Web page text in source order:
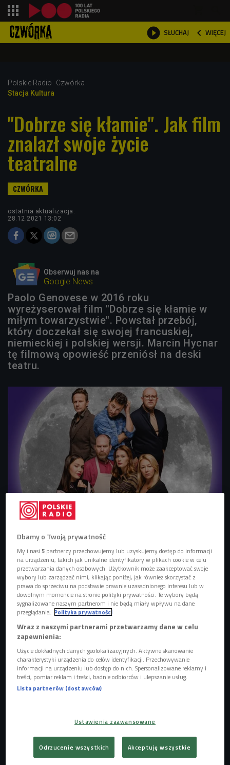
 SŁUCHAJ  WIĘCEJ

Polskie Radio
Czwórka
Stacja Kultura
"Dobrze się kłamie". Jak film
znalazł swoje życie
teatralne
ostatnia aktualizacja:
28.12.2021 13:02
Obserwuj nas na
Google News
Paolo Genovese w 2016 roku
wyreżyserował film "Dobrze się kłamie w
miłym towarzystwie". Powstał przebój,
który doczekał się swojej francuskiej,
niemieckiej i polskiej wersji. Marcin Hycnar
tę filmową opowieść przeniósł na deski
teatru.
Z obsadą "Dobrze się kłamie" możemy spędzić sylwestrowy wieczór
mat.pras.
Zdaniem Kasi Dydo warto od czasu do czasu przypomnieć
powiedzenie "kłamstwo ma krótkie nogi". Tu świetnie
sprawdzi się spektakl"Dobrze się kłamie" - to teatralna
adaptacja filmowego scenariusza.
- Myślę, że w dzisiejszych czasach każdy z nas trochę
prowadzi podwójne życie. Czasem jest to związane z
niecnymi zamiarami i ukrywaniem przed najbliższymi czy
społeczeństwem swojej prawdziwej natury. Czasem to po
prostu wynika z tego, że pełnimy jakieś role społeczne,
zawodowo sprawujemy jakieś funkcje - mówi Marcin
Hycnar, reżyser i aktor. - Nasz telefon dużo więcej wie o
nas, jakimi naprawdę jesteśmy ludźmi, o tym, co nam
nasze przedstawienie - dodaje.
Film do teatru
Film "Dobrze się kłamie w miłym towarzystwie" pokochała
Dbamy o Twoją prywatność
My i nasi5 partnerzy przechowujemy lub uzyskujemy dostęp do informacji
na urządzeniu, takich jak unikalne identyfikatory w plikach cookie w celu
przetwarzania danych osobowych. Użytkownik może zaakceptować swoje
wybory lub zarządzać nimi, klikając poniżej, jak również skorzystać z
prawa do sprzeciwu na podstawie prawnie uzasadnionego interesu lub w
dowolnym momencie na stronie polityki prywatności. Te wybory będą
sygnalizowane naszym partnerom i nie będą miały wpływu na dane
przeglądania. Polityka prywatności
Wraz z naszymi partnerami przetwarzamy dane w celu
zapewnienia:
Użycie dokładnych danych geolokalizacyjnych. Aktywne skanowanie
charakterystyki urządzenia do celów identyfikacji. Przechowywanie
informacji na urządzeniu lub dostęp do nich. Spersonalizowane reklamy i
treści, pomiar reklam i treści, badnie odbiorców i ulepszanie usług.
Lista partnerów (dostawców)
Ustawienia zaawansowane
Odrzucenie wszystkich Akceptuję wszystkie